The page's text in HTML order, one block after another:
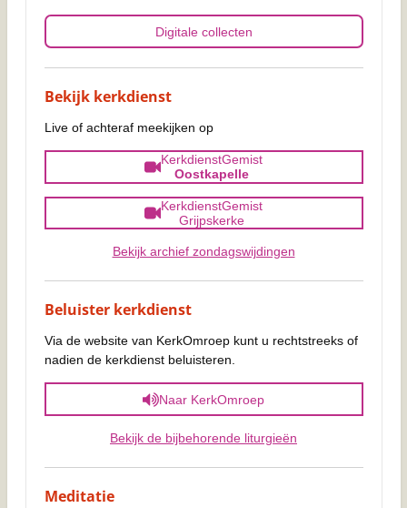
Digitale collecten
Bekijk kerkdienst
Live of achteraf meekijken op
KerkdienstGemist
Oostkapelle
KerkdienstGemist
Grijpskerke
Bekijk archief zondagswijdingen
Beluister kerkdienst
Via de website van KerkOmroep kunt u rechtstreeks of
nadien de kerkdienst beluisteren.
Naar KerkOmroep
Bekijk de bijbehorende liturgieën
Meditatie